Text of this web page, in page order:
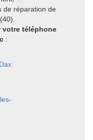
de réparation de
votre téléphone
: